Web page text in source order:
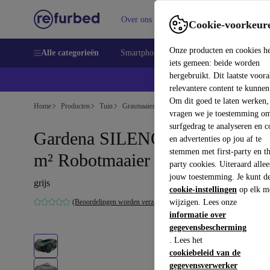
Cookie-
Onze producten en cookies
iets gemeen: beide worden
hergebruikt. Dit laatste
relevantere content te
Om dit goed te laten werken,
vragen we je toestemming
surfgedrag te analyseren en
en advertenties op jou af te
stemmen met first-party en
party cookies. Uiteraard
jouw toestemming. Je kunt
cookie-instellingen op elk
wijzigen. Lees onze
informatie over
gegevensbescherming
. Lees het
cookiebeleid van de
gegevensverwerker
Over ons Verkopen Support
Alle categorieën Smartphones Laptops Tablets
Home Producten Tuin Grasmaaiers
Gardena SILENO minimo 250
m² Robotmaaier
grijs
(Beoordelingen worden verzameld)